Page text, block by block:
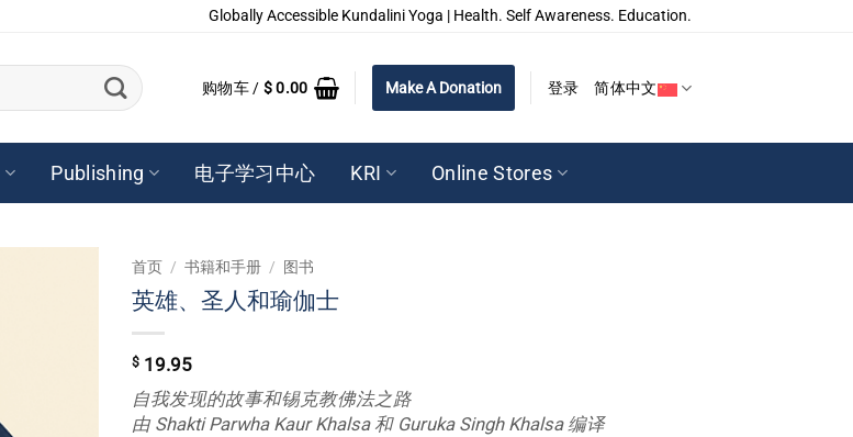
Globally Accessible Kundalini Yoga | Health. Self Awareness. Education.
购物车 / $0.00 Make A Donation 登录 简体中文
Publishing 电子学习中心 KRI Online Stores
首页 / 书籍和手册 / 图书
英雄、圣人和瑜伽士
$ 19.95
自我发现的故事和锡克教佛法之路
由 Shakti Parwha Kaur Khalsa 和 Guruka Singh Khalsa 编译